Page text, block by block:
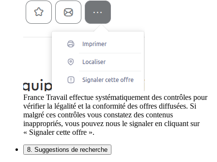
France Travail effectue systématiquement des contrôles pour
vérifier la légalité et la conformité des offres diffusées. Si
malgré ces contrôles vous constatez des contenus
inappropriés, vous pouvez nous le signaler en cliquant sur
« Signaler cette offre ».
8. Suggestions de recherche